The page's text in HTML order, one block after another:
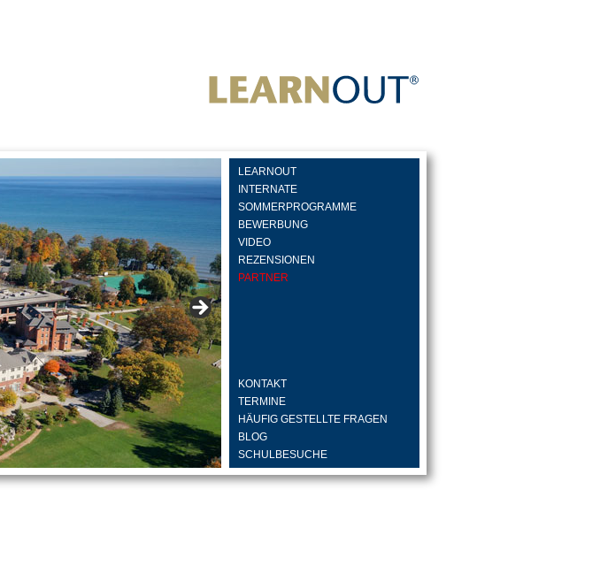
LEARNOUT
INTERNATE
SOMMERPROGRAMME
BEWERBUNG
VIDEO
REZENSIONEN
PARTNER
KONTAKT
TERMINE
HÄUFIG GESTELLTE FRAGEN
BLOG
SCHULBESUCHE